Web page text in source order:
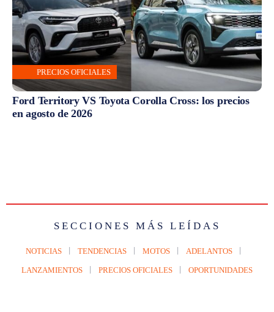
PRECIOS OFICIALES
Ford Territory VS Toyota Corolla Cross: los precios
en agosto de 2026
SECCIONES MÁS LEÍDAS
NOTICIAS TENDENCIAS MOTOS ADELANTOS
LANZAMIENTOS PRECIOS OFICIALES OPORTUNIDADES